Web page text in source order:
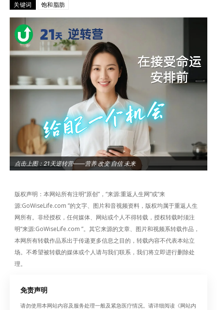
关键词 饱和脂肪
点击上图：21天逆转营——营养 改变 自信 未来
版权声明：本网站所有注明“原创”，“来源:重返人生网”或“来
源:GoWiseLife.com ”的文字、图片和音视频资料，版权均属于重返人生
网所有。非经授权，任何媒体、网站或个人不得转载，授权转载时须注
明“来源:GoWiseLife.com ”。其它来源的文章、图片和视频系转载作品，
本网所有转载作品系出于传递更多信息之目的，转载内容不代表本站立
场。不希望被转载的媒体或个人请与我们联系，我们将立即进行删除处
理。
免责声明
请勿使用本网站内容及服务处理一般及紧急医疗情况。请详细阅读《网站内